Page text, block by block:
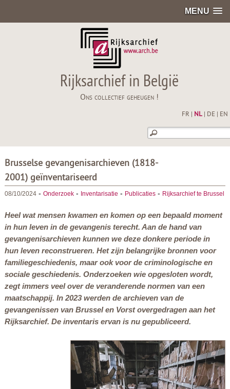
MENU
Rijksarchief in België
Ons collectief geheugen !
FR NL| DE EN
Brusselse gevangenisarchieven (1818-
2001) geïnventariseerd
08/10/2024- Onderzoek- Inventarisatie - Publicaties- Rijksarchief te Brussel
Heel wat mensen kwamen en komen op een bepaald moment
in hun leven in de gevangenis terecht. Aan de hand van
gevangenisarchieven kunnen we deze donkere periode in
hun leven reconstrueren. Het zijn belangrijke bronnen voor
familiegeschiedenis, maar ook voor de criminologische en
sociale geschiedenis. Onderzoeken wie opgesloten wordt,
zegt immers veel over de veranderende normen van een
maatschappij. In 2023 werden de archieven van de
gevangenissen van Brussel en Vorst overgedragen aan het
Rijksarchief. De inventaris ervan is nu gepubliceerd.